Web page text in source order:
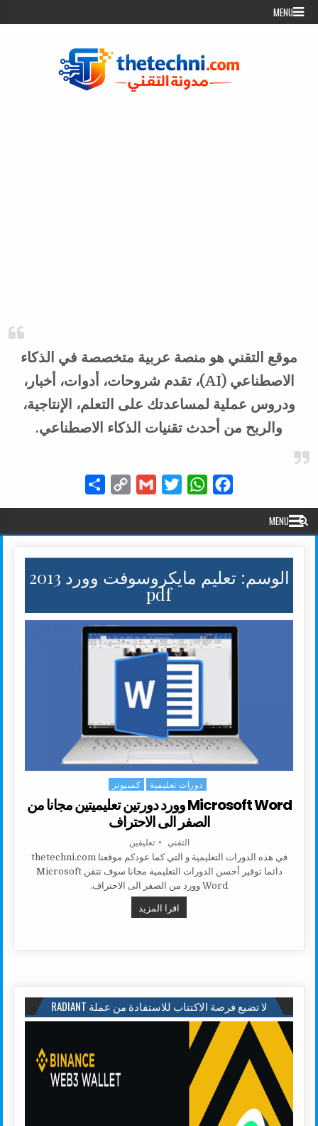
Skip to content
MENU
موقع التقني هو منصة عربية متخصصة في الذكاء
الاصطناعي (AI)، تقدم شروحات، أدوات، أخبار،
ودروس عملية لمساعدتك على التعلم، الإنتاجية،
والربح من أحدث تقنيات الذكاء الاصطناعي.
Facebook
WhatsApp
Twitter
Gmail
Copy
MENU
الوسم: تعليم مايكروسوفت وورد 2013
pdf
Posted in
دورات تعليمية كمبيوتر
Microsoft Word وورد دورتين تعليميتين مجانا من
الصفر الى الاحتراف
AUTHOR:
التقني تعليقين
في هذه الدورات التعليمية و التي كما عودكم موقعنا thetechni.com
دائما توفير أحسن الدورات التعليمية مجانا سوف تتقن Microsoft
Word وورد من الصفر الى الاحتراف.
اقرا المزيد
لا تضيع فرصة الاكتتاب للاستفادة من عملة RADIANT